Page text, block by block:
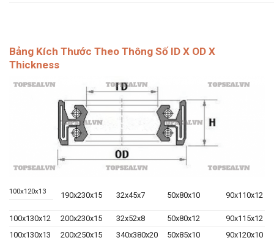
Bảng Kích Thước Theo Thông Số ID X OD X
Thickness
100x120x13 190x230x15 32x45x7 50x80x10 90x110x12
100x130x12 200x230x15 32x52x8 50x80x12
90x115x12
100x130x13
200x250x15 340x380x20 50x85x10
90x120x10